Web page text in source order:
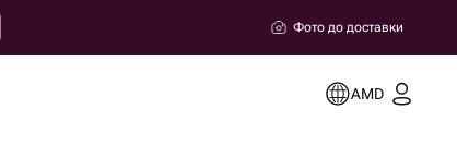
Фото до доставки
AMD